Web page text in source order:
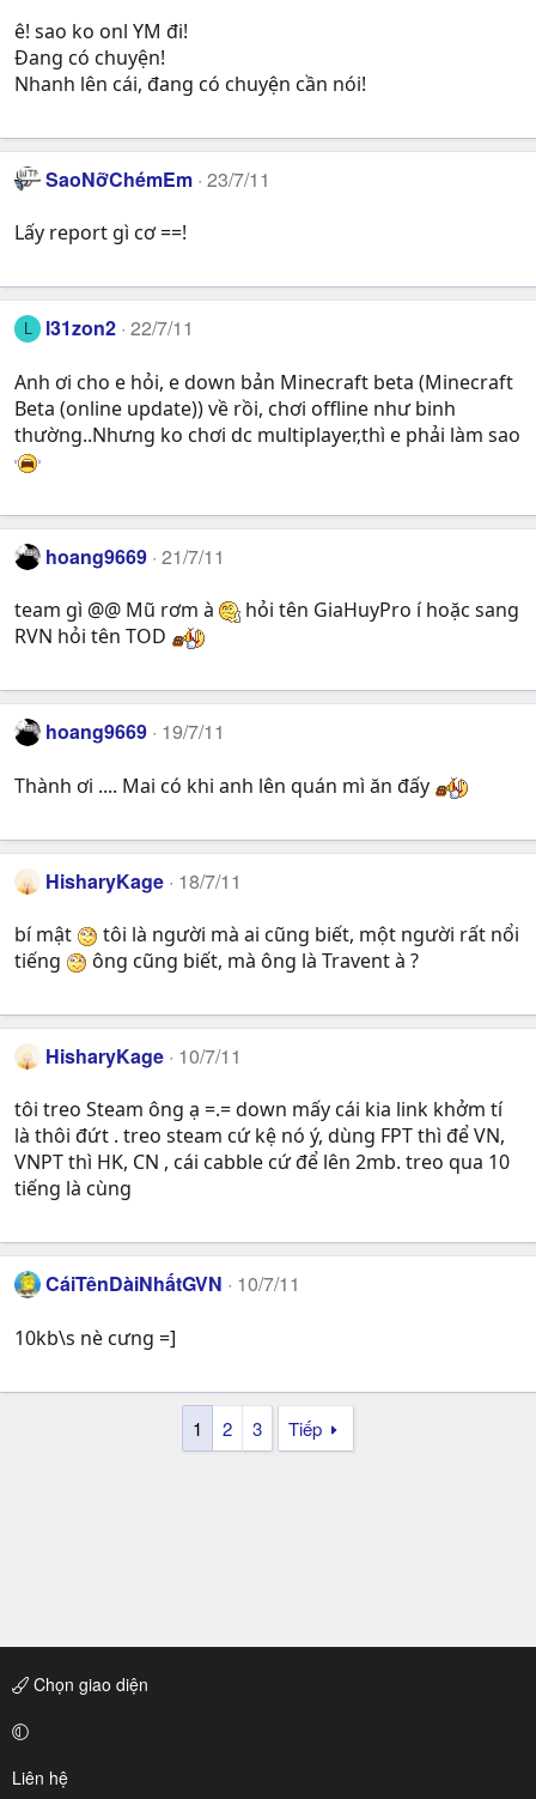
ê! sao ko onl YM đi!
Đang có chuyện!
Nhanh lên cái, đang có chuyện cần nói!
SaoNỡChémEm 23/7/11
Lấy report gì cơ ==!
L l31zon2 22/7/11
Anh ơi cho e hỏi, e down bản Minecraft beta (Minecraft
Beta (online update)) về rồi, chơi offline như binh
thường..Nhưng ko chơi dc multiplayer,thì e phải làm sao
hoang9669 21/7/11
team gì @@ Mũ rơm à
hỏi tên GiaHuyPro í hoặc sang
RVN hỏi tên TOD
hoang9669 19/7/11
Thành ơi .... Mai có khi anh lên quán mì ăn đấy
HisharyKage 18/7/11
bí mật
tôi là người mà ai cũng biết, một người rất nổi
tiếng
ông cũng biết, mà ông là Travent à ?
HisharyKage 10/7/11
tôi treo Steam ông ạ =.= down mấy cái kia link khởm tí
là thôi đứt . treo steam cứ kệ nó ý, dùng FPT thì để VN,
VNPT thì HK, CN , cái cabble cứ để lên 2mb. treo qua 10
tiếng là cùng
CáiTênDàiNhấtGVN 10/7/11
10kb\s nè cưng =]
1 2 3 Tiếp
Chọn giao diện
Liên hệ